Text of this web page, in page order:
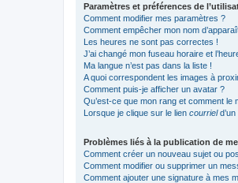
Paramètres et préférences de
Comment modifier mes paramètres ?
Comment empêcher mon nom
Les heures ne sont pas correctes !
J’ai changé mon fuseau horaire et
Ma langue n’est pas dans la liste !
A quoi correspondent les images à
Comment puis-je afficher un avatar ?
Qu’est-ce que mon rang et comment le
Lorsque je clique sur le lien courriel
Problèmes liés à la publication de
Comment créer un nouveau sujet ou
Comment modifier ou supprimer un
Comment ajouter une signature à mes